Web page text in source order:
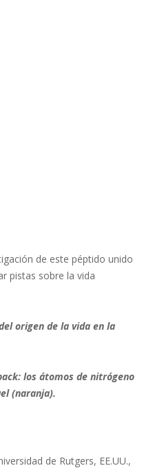
de este péptido unido
pistas sobre la vida
origen de la vida en la
los átomos de nitrógeno
(naranja).
de Rutgers, EE.UU.,